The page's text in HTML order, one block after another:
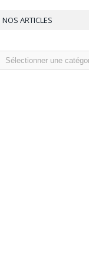
NOS ARTICLES